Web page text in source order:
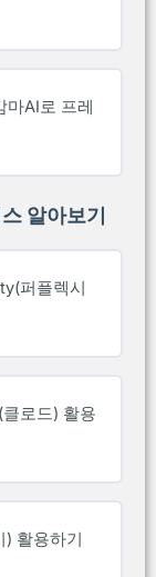
마AI로 프레
알아보기
퍼플렉시
로드) 활용
활용하기